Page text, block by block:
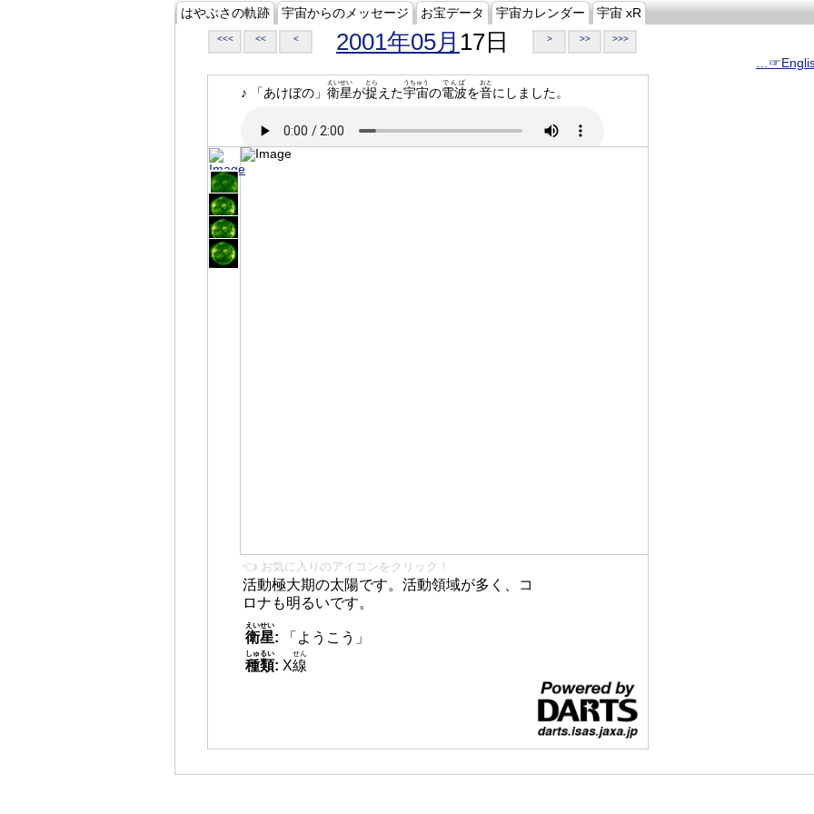
はやぶさの軌跡 宇宙からのメッセージ お宝データ 宇宙カレンダー 宇宙 xR
<<< << < 2001年05月 17日 > >> >>>
♪ 「あけぼの」 衛星
えいせい
が捉
とら
えた宇宙
うちゅう
の電波
でんぱ
を音
おと
にしました。
👈 お気に入りのアイコンをクリック！
活動極大期の太陽です。活動領域が多く、コ
ロナも明るいです。
衛星
えいせい
:
「ようこう」
種類
しゅるい
: X線
せん